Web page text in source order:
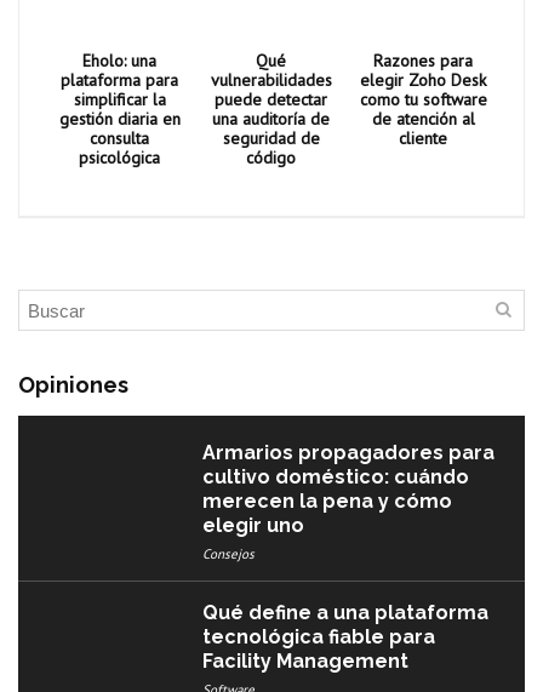
Eholo: una
plataforma para
simplificar la
gestión diaria en
consulta
psicológica
Qué
vulnerabilidades
puede detectar
una auditoría de
seguridad de
código
Razones para
elegir Zoho Desk
como tu software
de atención al
cliente
Opiniones
Armarios propagadores para
cultivo doméstico: cuándo
merecen la pena y cómo
elegir uno
Consejos
Qué define a una plataforma
tecnológica fiable para
Facility Management